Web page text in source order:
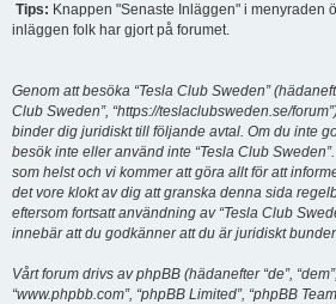
Tips: Knappen "Senaste Inläggen" i menyraden
inläggen folk har gjort på forumet.
Genom att besöka “Tesla Club Sweden”
Club Sweden”, “https://teslaclubsweden.se/
binder dig juridiskt till följande avtal. Om du inte
besök inte eller använd inte “Tesla Club
som helst och vi kommer att göra allt för att
det vore klokt av dig att granska denna sida
eftersom fortsatt användning av “Tesla Club
innebär att du godkänner att du är juridiskt
Vårt forum drivs av phpBB (hädanefter “de”,
“www.phpbb.com”, “phpBB Limited”, “phpBB